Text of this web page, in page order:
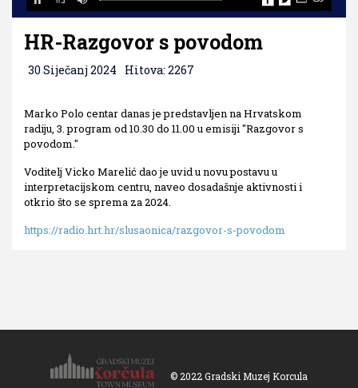
HR-Razgovor s povodom
30 Siječanj 2024 Hitova: 2267
Marko Polo centar danas je predstavljen na Hrvatskom
radiju, 3. program od 10.30 do 11.00 u emisiji "Razgovor s
povodom."
Voditelj Vicko Marelić dao je uvid u novu postavu u
interpretacijskom centru, naveo dosadašnje aktivnosti i
otkrio što se sprema za 2024.
https://radio.hrt.hr/slusaonica/razgovor-s-povodom
© 2022 Gradski Muzej Korcula